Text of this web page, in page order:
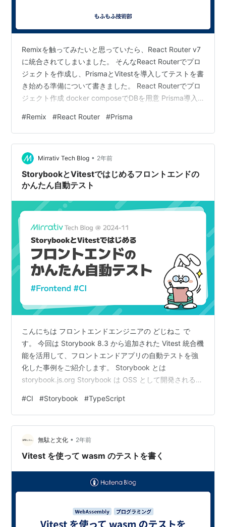
Remixを触ってみたいと思っていたら、React Router v7
に統合されてしまいました。 そんなReact Routerでプロ
ジェクトを作成し、PrismaとVitestを導入してテストを書
き始める準備について書きました。 React Routerでプロ
ジェクト作成 docker composeでDBを用意 Prisma導入
Seeding Vitest導入 vite.config.tsの設定 tsconfig.jsonの
設定 テストを書いてみる さいごに React Routerでプロ
ジェクト作成 プロジェクトの作成は以下を実行しま…
#Remix #React Router #Prisma
Mirrativ Tech Blog • 2年前
StorybookとVitestではじめるフロントエンドの
かんたん自動テスト
こんにちは フロントエンドエンジニアの どじねこ で
す。 今回は Storybook 8.3 から追加された Vitest 統合機
能を活用して、フロントエンドアプリの自動テストを強
化した事例をご紹介します。 Storybook とは
storybook.js.org Storybook は OSS として開発される
ロントエンドアプリケーションの UI コンポーネントを開
発する際の作業環境、ドキュメンテーションツール、テ
スティングフレームワークとして活用できる開発環境が
提供されます。 React や Vue、Angular、Svelte、…
#CI #Storybook #TypeScript
無駄と文化 • 2年前
Vitest を使って wasm のテストを書く